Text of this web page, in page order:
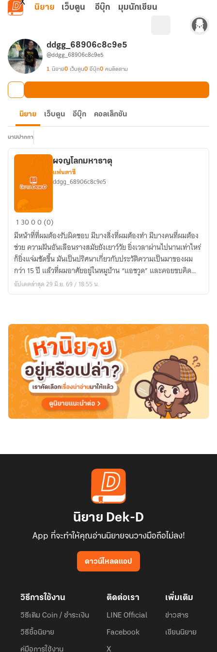
ข้ามไปยังเนื้อหาหลัก
นิยาย เว็บตูน อีบุ๊ก มุมนักเขียน
ddgg_68906c8c9e5
@ddgg_68906c8c9e5
1 นิยาย0 เว็บตูน0 อีบุ๊ก0 คนติดตาม
นิยาย เว็บตูน อีบุ๊ก คอลเล็กชัน
นามปากกา
ผจญ
โลก
มหาธาตุ
ผจญโลกมหาธาตุ
แฟนตาซี
ddgg_68906c8c9e5
1 3000 (0)
มีหน้าที่ที่ผมต้องรับผิดชอบ มีบางสิ่งที่ผมต้องทำ มีบางคนที่ผมต้อง
ช่วย ความฝันอันเลือนรางสมัยยังเยาว์วัย ยิ่งเวลาผ่านไปนานเท่าไหร่
ก็ยิ่งแจ่มชัดขึ้น มันเป็นปริศนาเกี่ยวกับประวัติความเป็นมาของผม
กว่า 15 ปี แล้วที่ผมอาศัยอยู่ในหมูบ้าน “แอชวูด” และคอยขบคิด
เรื่องนี้
อัปเดตล่าสุด 29 มิ.ย. 69 / 18:55 น.
นิยาย Dek-D
App ที่จะทำให้คุณอ่านนิยายจนวางมือถือไม่ลง!
ดาวน์โหลดแอป
วิธีการใช้งาน
วิธีเติม Coin / ชำระเงิน
วิธีซื้อนิยาย
คู่มือการใช้งาน
ติดต่อเรา
LINE Official
Facebook
X
เพิ่มเติม
ข่าวสาร
เขียนนิยาย